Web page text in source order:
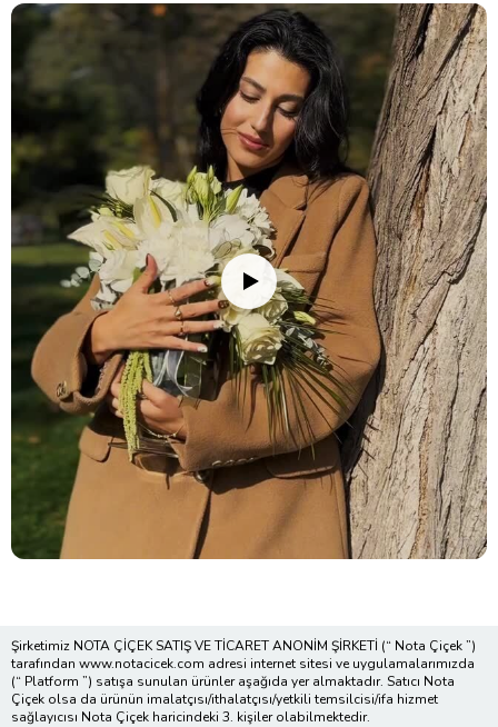
Şirketimiz NOTA ÇİÇEK SATIŞ VE TİCARET ANONİM ŞİRKETİ (“ Nota Çiçek ”)
tarafından www.notacicek.com adresi internet sitesi ve uygulamalarımızda
(“ Platform ”) satışa sunulan ürünler aşağıda yer almaktadır. Satıcı Nota
Çiçek olsa da ürünün imalatçısı/ithalatçısı/yetkili temsilcisi/ifa hizmet
sağlayıcısı Nota Çiçek haricindeki 3. kişiler olabilmektedir.